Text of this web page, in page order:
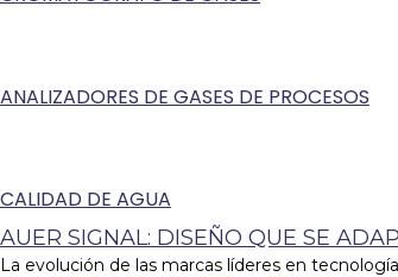
ANALIZADORES DE GASES DE PROCESOS
CALIDAD DE AGUA
AUER SIGNAL: DISEÑO QUE SE
La evolución de las marcas líderes en